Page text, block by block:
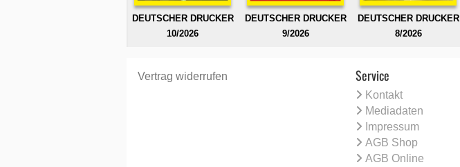
DEUTSCHER DRUCKER
10/2026
DEUTSCHER DRUCKER
9/2026
DEUTSCHER DRUCKER
8/2026
Vertrag widerrufen Service
Kontakt
Mediadaten
Impressum
AGB Shop
AGB Online